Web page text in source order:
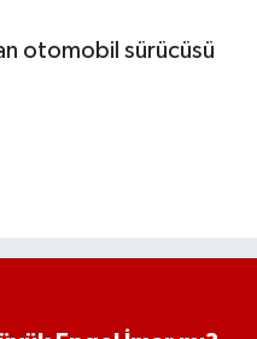
otomobil sürücüsü